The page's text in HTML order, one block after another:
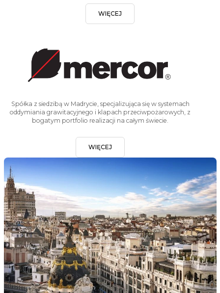
WIĘCEJ
Spółka z siedzibą w Madrycie, specjalizująca się w systemach
oddymiania grawitacyjnego i klapach przeciwpożarowych, z
bogatym portfolio realizacji na całym świecie.
WIĘCEJ